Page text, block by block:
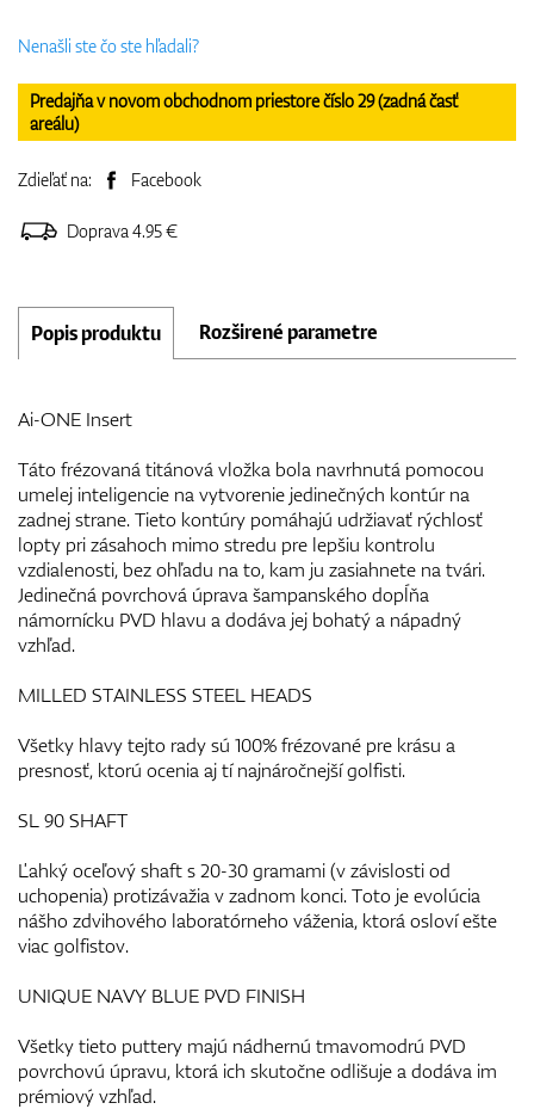
Nenašli ste čo ste hľadali?
Predajňa v novom obchodnom priestore číslo 29 (zadná časť
areálu)
Zdieľať na: Facebook
Doprava 4.95 €
Popis produktu Rozširené parametre
Ai-ONE Insert
Táto frézovaná titánová vložka bola navrhnutá pomocou
umelej inteligencie na vytvorenie jedinečných kontúr na
zadnej strane. Tieto kontúry pomáhajú udržiavať rýchlosť
lopty pri zásahoch mimo stredu pre lepšiu kontrolu
vzdialenosti, bez ohľadu na to, kam ju zasiahnete na tvári.
Jedinečná povrchová úprava šampanského dopĺňa
námornícku PVD hlavu a dodáva jej bohatý a nápadný
vzhľad.
MILLED STAINLESS STEEL HEADS
Všetky hlavy tejto rady sú 100% frézované pre krásu a
presnosť, ktorú ocenia aj tí najnáročnejší golfisti.
SL 90 SHAFT
Ľahký oceľový shaft s 20-30 gramami (v závislosti od
uchopenia) protizávažia v zadnom konci. Toto je evolúcia
nášho zdvihového laboratórneho váženia, ktorá osloví ešte
viac golfistov.
UNIQUE NAVY BLUE PVD FINISH
Všetky tieto puttery majú nádhernú tmavomodrú PVD
povrchovú úpravu, ktorá ich skutočne odlišuje a dodáva im
prémiový vzhľad.